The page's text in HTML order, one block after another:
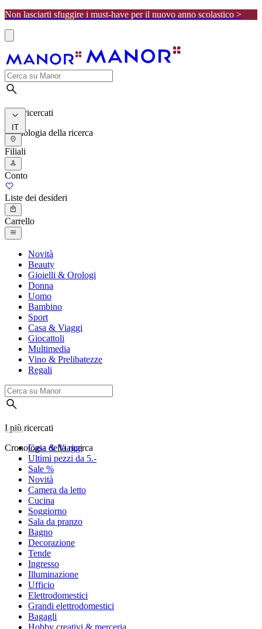
Non lasciarti sfuggire i must-have per il nuovo anno scolastico >
I più ricercati
Cronologia della ricerca
IT
Filiali
Conto
Liste dei desideri
Carrello
Novità
Beauty
Gioielli & Orologi
Donna
Uomo
Bambino
Sport
Casa & Viaggi
Giocattoli
Multimedia
Vino & Prelibatezze
Regali
I più ricercati
Cronologia della ricerca
Casa & Viaggi
Ultimi pezzi da 5.-
Sale %
Novità
Camera da letto
Cucina
Soggiorno
Sala da pranzo
Bagno
Decorazione
Tende
Ingresso
Illuminazione
Ufficio
Elettrodomestici
Grandi elettrodomestici
Bagagli